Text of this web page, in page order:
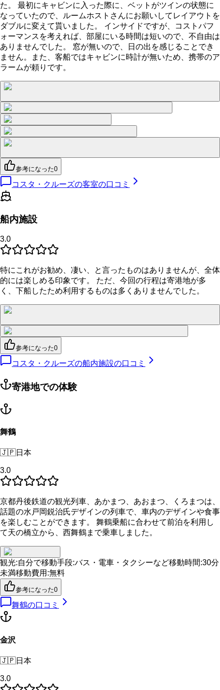
た。 最初にキャビンに入った際に、ベットがツインの状態に
なっていたので、ルームホストさんにお願いしてレイアウトを
ダブルに変えて貰いました。 インサイドですが、コストパフ
ォーマンスを考えれば、部屋にいる時間は短いので、不自由は
ありませんでした。 窓が無いので、日の出を感じることでき
ません。また、客船ではキャビンに時計が無いため、携帯のア
ラームが頼りです。
参考になった0
コスタ・クルーズの客室の口コミ
船内施設
3.0
特にこれがお勧め、凄い、と言ったものはありませんが、全体
的には楽しめる印象です。 ただ、今回の行程は寄港地が多
く、下船したため利用するものは多くありませんでした。
参考になった0
コスタ・クルーズの船内施設の口コミ
寄港地での体験
舞鶴
🇯🇵日本
3.0
京都丹後鉄道の観光列車、あかまつ、あおまつ、くろまつは、
話題の水戸岡鋭治氏デザインの列車で、車内のデザインや食事
を楽しむことができます。 舞鶴乗船に合わせて前泊を利用し
て天の橋立から、西舞鶴まで乗車しました。
観光:自分で移動手段:バス・電車・タクシーなど移動時間:30分
未満移動費用 :無料
参考になった0
舞鶴の口コミ
金沢
🇯🇵日本
3.0